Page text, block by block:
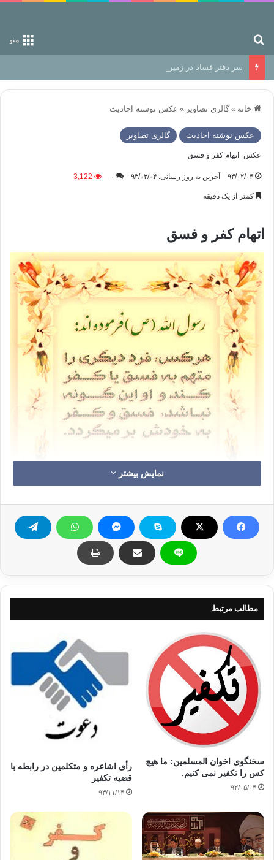
منو
سر دفتر فساد در زمین‌، دوری وکناره‌گیری از راه خداست‌!
خانه » گالری تصاویر » عکس نوشته احادیث
عکس نوشته احادیث گالری تصاویر
عکس- اتهام کفر و فسق
۹۳/۰۲/۰۴ آخرین به روز رسانی: ۹۳/۰۲/۰۴ ۰ 3,122
کمتر از یک دقیقه
اتهام کفر و فسق
تکفیر
اتهام کفر و فسق
حدیث اتهام کفر و فسق
کپی آدرس
نمایش بیشتر
مطالب مرتبط
سخنگوی اخوان المسلمین: ما هیچ
کس را تکفیر نمی کنیم.
۹۲/۰۵/۰۴
رأی اشاعره و متکلمین در رابطه با
قضیه تکفیر
۹۳/۱۱/۱۴